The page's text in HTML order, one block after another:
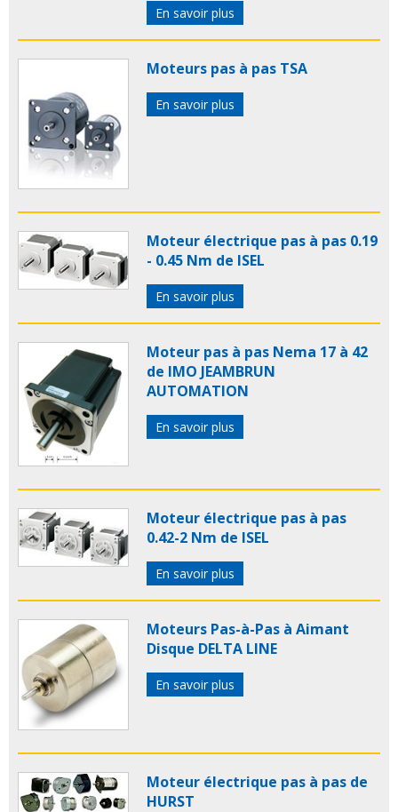
En savoir plus
Moteurs pas à pas TSA
En savoir plus
Moteur électrique pas à pas 0.19
- 0.45 Nm de ISEL
En savoir plus
Moteur pas à pas Nema 17 à 42
de IMO JEAMBRUN
AUTOMATION
En savoir plus
Moteur électrique pas à pas
0.42-2 Nm de ISEL
En savoir plus
Moteurs Pas-à-Pas à Aimant
Disque DELTA LINE
En savoir plus
Moteur électrique pas à pas de
HURST